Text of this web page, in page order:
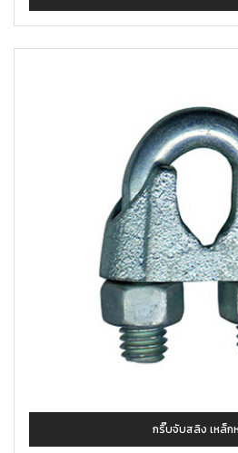
กริ๊บจับสลิง เหล็ก